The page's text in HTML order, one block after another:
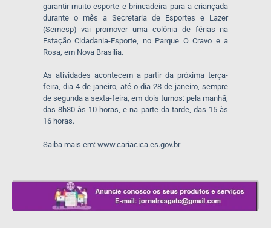
garantir muito esporte e brincadeira para a criançada
durante o mês a Secretaria de Esportes e Lazer
(Semesp) vai promover uma colônia de férias na
Estação Cidadania-Esporte, no Parque O Cravo e a
Rosa, em Nova Brasília.
As atividades acontecem a partir da próxima terça-
feira, dia 4 de janeiro, até o dia 28 de janeiro, sempre
de segunda a sexta-feira, em dois turnos: pela manhã,
das 8h30 às 10 horas, e na parte da tarde, das 15 às
16 horas.
Saiba mais em: www.cariacica.es.gov.br